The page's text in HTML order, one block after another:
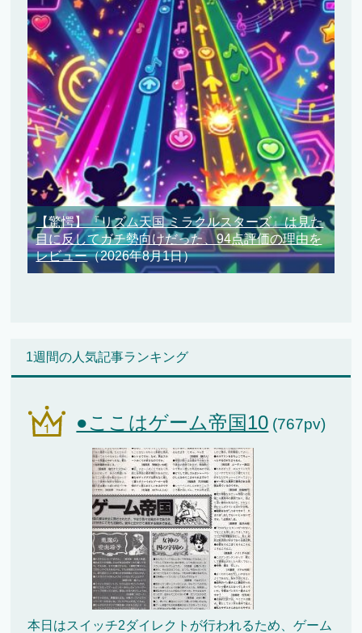
【驚愕】『リズム天国 ミラクルスターズ』は見た
目に反してガチ勢向けだった、94点評価の理由を
レビュー（2026年8月1日）
1週間の人気記事ランキング
●ここはゲーム帝国10 (767pv)
本日はスイッチ2ダイレクトが行われるため、ゲーム